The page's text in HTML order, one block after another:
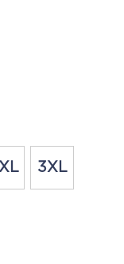
3XL